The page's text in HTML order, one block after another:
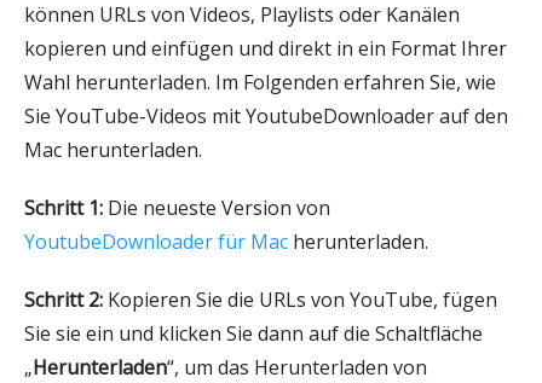
können URLs von Videos, Playlists oder Kanälen
kopieren und einfügen und direkt in ein Format Ihrer
Wahl herunterladen. Im Folgenden erfahren Sie, wie
Sie YouTube-Videos mit YoutubeDownloader auf den
Mac herunterladen.
Schritt 1: Die neueste Version von
YoutubeDownloader für Mac herunterladen.
Schritt 2: Kopieren Sie die URLs von YouTube, fügen
Sie sie ein und klicken Sie dann auf die Schaltfläche
„Herunterladen“, um das Herunterladen von